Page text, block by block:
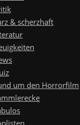
& scherzhaft
um den Horrorfilm